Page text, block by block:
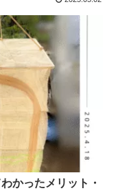
かったメリット・